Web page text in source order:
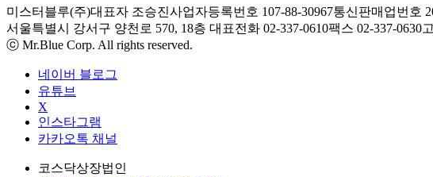
미스터블루(주)대표자 조승진사업자등록번호 107-88-30967통신판매업번호
서울특별시 강서구 양천로 570, 18층 대표전화 02-337-0610팩스 02-337-0630
ⓒ Mr.Blue Corp. All rights reserved.
네이버 블로그
유튜브
X
인스타그램
카카오톡 채널
코스닥상장법인